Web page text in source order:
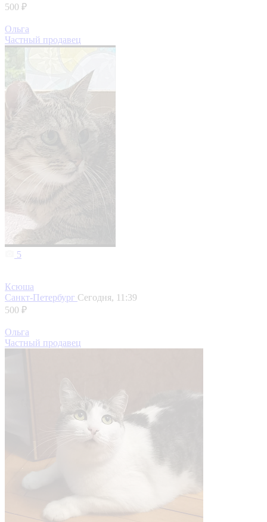
500 ₽
Ольга
Частный продавец
5
Ксюша
Санкт-Петербург Сегодня, 11:39
500 ₽
Ольга
Частный продавец